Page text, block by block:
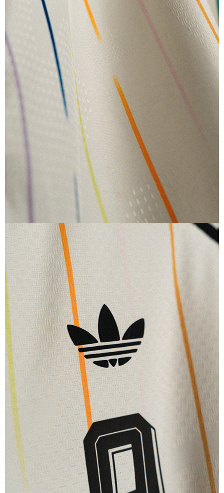
ニフォーム ショーツ
ご購入はこちら
アディダス サッカー日本代表 2026 ホーム ソックス
2,530
ご購入はこちら
アディダス サッカー日本代表 2026 ホーム ゴールキーパー ソ
ックス
2,530
ご購入はこちら
NUMBER KIT(ナンバーキット)購入方法
ご希望の選手のNUMBER KIT(ナンバーキット)をつけることが
できます！